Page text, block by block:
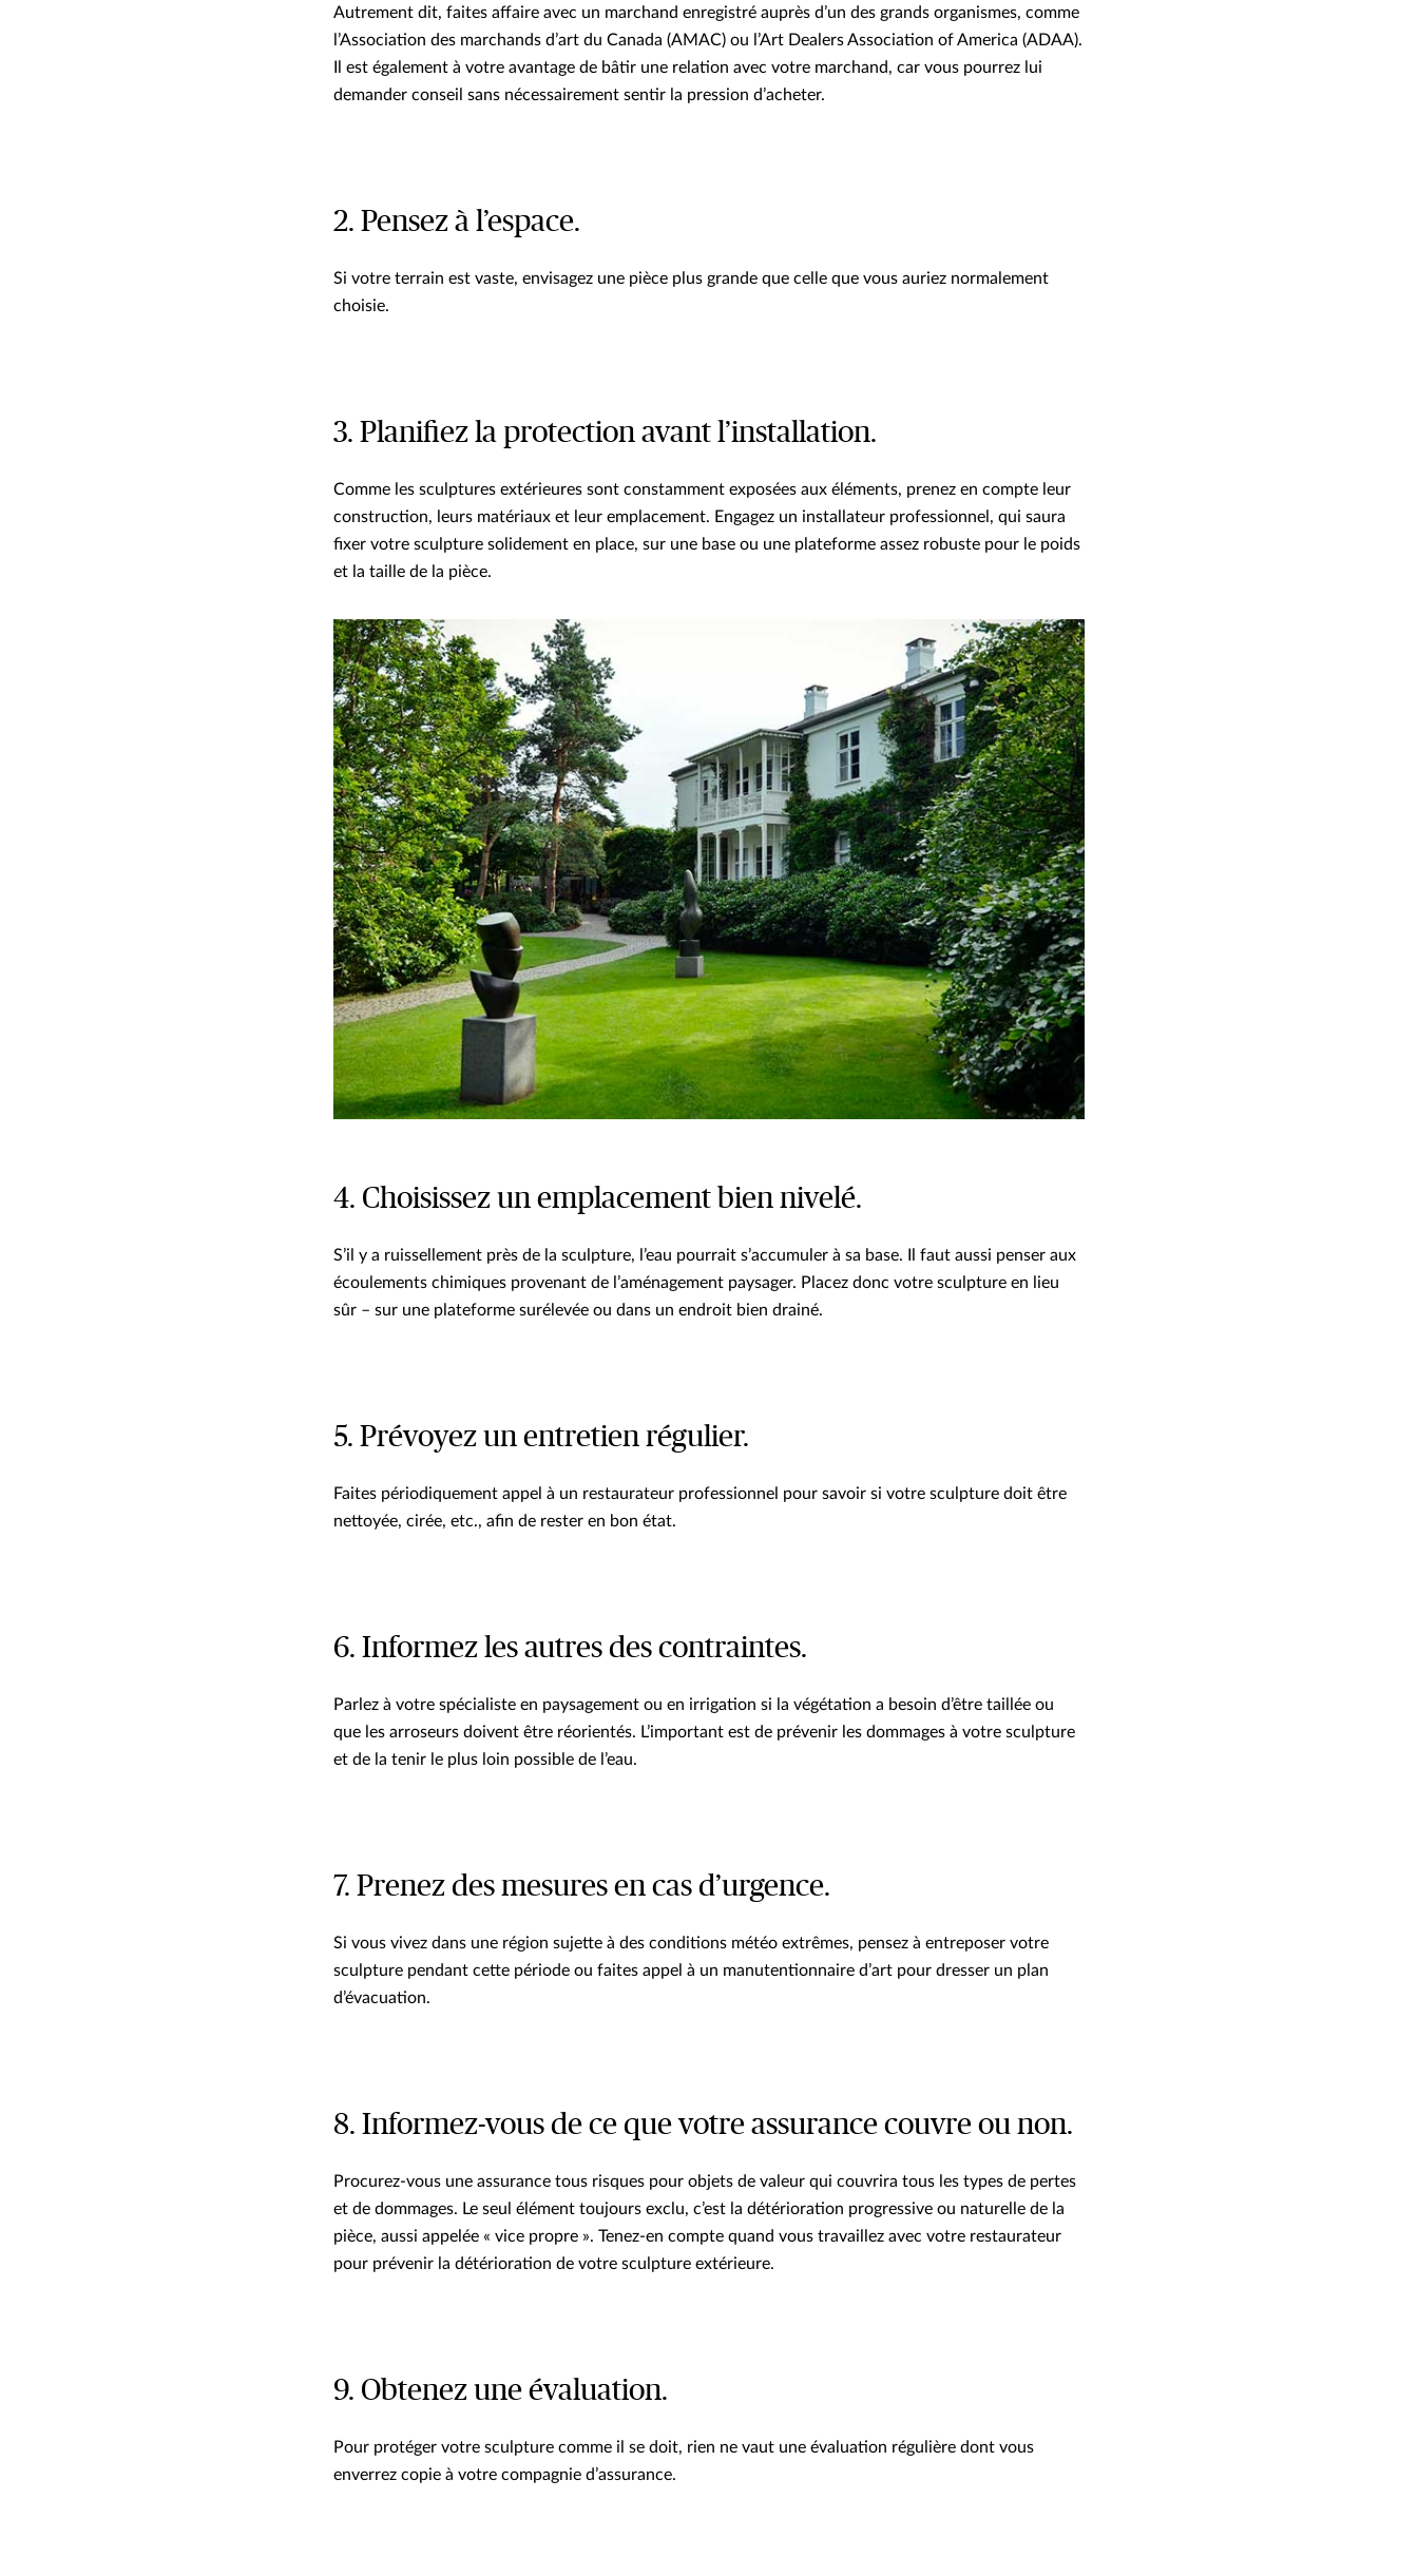
Autrement dit, faites affaire avec un marchand enregistré auprès d’un des grands organismes, comme
l’Association des marchands d’art du Canada (AMAC) ou l’Art Dealers Association of America (ADAA).
Il est également à votre avantage de bâtir une relation avec votre marchand, car vous pourrez lui
demander conseil sans nécessairement sentir la pression d’acheter.
2. Pensez à l’espace.
Si votre terrain est vaste, envisagez une pièce plus grande que celle que vous auriez normalement
choisie.
3. Planifiez la protection avant l’installation.
Comme les sculptures extérieures sont constamment exposées aux éléments, prenez en compte leur
construction, leurs matériaux et leur emplacement. Engagez un installateur professionnel, qui saura
fixer votre sculpture solidement en place, sur une base ou une plateforme assez robuste pour le poids
et la taille de la pièce.
4. Choisissez un emplacement bien nivelé.
S’il y a ruissellement près de la sculpture, l’eau pourrait s’accumuler à sa base. Il faut aussi penser aux
écoulements chimiques provenant de l’aménagement paysager. Placez donc votre sculpture en lieu
sûr – sur une plateforme surélevée ou dans un endroit bien drainé.
5. Prévoyez un entretien régulier.
Faites périodiquement appel à un restaurateur professionnel pour savoir si votre sculpture doit être
nettoyée, cirée, etc., afin de rester en bon état.
6. Informez les autres des contraintes.
Parlez à votre spécialiste en paysagement ou en irrigation si la végétation a besoin d’être taillée ou
que les arroseurs doivent être réorientés. L’important est de prévenir les dommages à votre sculpture
et de la tenir le plus loin possible de l’eau.
7. Prenez des mesures en cas d’urgence.
Si vous vivez dans une région sujette à des conditions météo extrêmes, pensez à entreposer votre
sculpture pendant cette période ou faites appel à un manutentionnaire d’art pour dresser un plan
d’évacuation.
8. Informez-vous de ce que votre assurance couvre ou non.
Procurez-vous une assurance tous risques pour objets de valeur qui couvrira tous les types de pertes
et de dommages. Le seul élément toujours exclu, c’est la détérioration progressive ou naturelle de la
pièce, aussi appelée « vice propre ». Tenez-en compte quand vous travaillez avec votre restaurateur
pour prévenir la détérioration de votre sculpture extérieure.
9. Obtenez une évaluation.
Pour protéger votre sculpture comme il se doit, rien ne vaut une évaluation régulière dont vous
enverrez copie à votre compagnie d’assurance.